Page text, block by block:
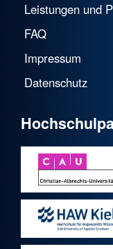
Leistungen und
FAQ
Impressum
Datenschutz